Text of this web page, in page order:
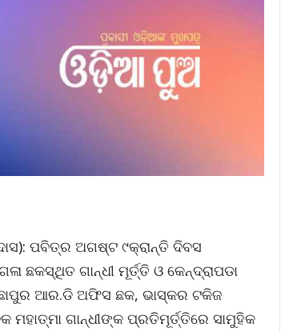
ପବିତ୍ର ଅଗଷ୍ଟ ୯କ୍ରାନ୍ତି ଦିବସ
ଛକସ୍ଥିତ ଗାନ୍ଧୀ ମୂର୍ତ୍ତି ଓ କେନ୍ଦ୍ରାପଡା
ଆର.ଡି ଅଫିସ ଛକ, ଭାସ୍କର ଟକିଜ
ଗାନ୍ଧୀଙ୍କ ପ୍ରତିମୂର୍ତ୍ତିରେ ସାମୁହିକ